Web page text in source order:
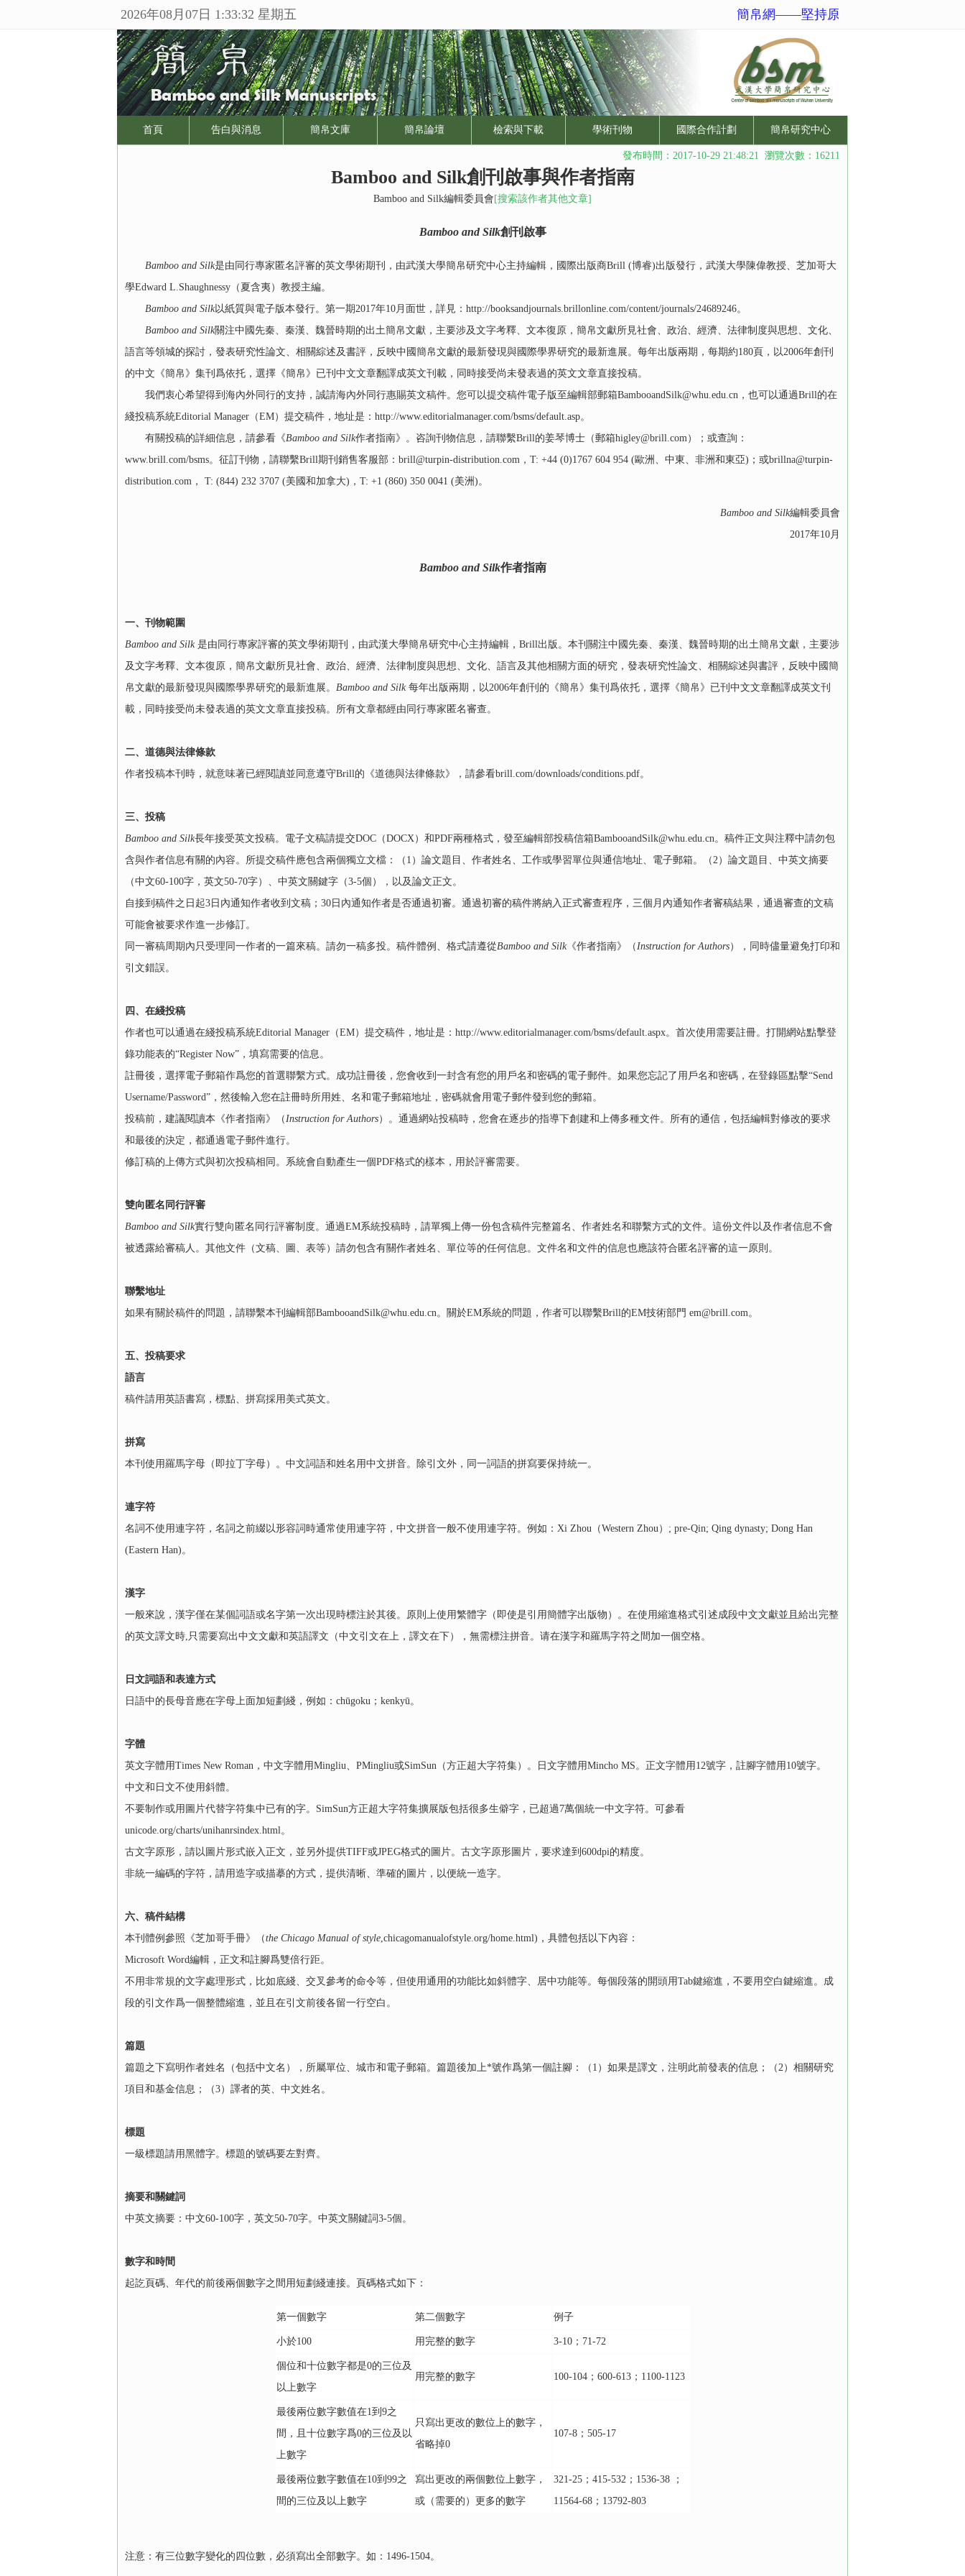
2026年08月07日 1:33:32 星期五 簡帛網——堅持原創性、規範化、國際化
首頁 告白與消息 簡帛文庫 簡帛論壇 檢索與下載 學術刊物 國際合作計劃 簡帛研究中心
發布時間：2017-10-29 21:48:21 瀏覽次數：16211
Bamboo and Silk創刊啟事與作者指南
Bamboo and Silk編輯委員會 [搜索該作者其他文章]
Bamboo and Silk創刊啟事
Bamboo and Silk是由同行專家匿名評審的英文學術期刊，由武漢大學簡帛研究中心主持編輯，國際出版商Brill (博睿)出版發行，武漢大學陳偉教授、芝加哥大
學Edward L.Shaughnessy（夏含夷）教授主編。
Bamboo and Silk以紙質與電子版本發行。第一期2017年10月面世，詳見：http://booksandjournals.brillonline.com/content/journals/24689246。
Bamboo and Silk關注中國先秦、秦漢、魏晉時期的出土簡帛文獻，主要涉及文字考釋、文本復原，簡帛文獻所見社會、政治、經濟、法律制度與思想、文化、
語言等領城的探討，發表研究性論文、相關綜述及書評，反映中國簡帛文獻的最新發現與國際學界研究的最新進展。每年出版兩期，每期約180頁，以2006年創刊
的中文《簡帛》集刊爲依托，選擇《簡帛》已刊中文文章翻譯成英文刊載，同時接受尚未發表過的英文文章直接投稿。
我們衷心希望得到海內外同行的支持，誠請海內外同行惠賜英文稿件。您可以提交稿件電子版至編輯部郵箱BambooandSilk@whu.edu.cn，也可以通過Brill的在
綫投稿系統Editorial Manager（EM）提交稿件，地址是：http://www.editorialmanager.com/bsms/default.asp。
有關投稿的詳細信息，請參看《Bamboo and Silk作者指南》。咨詢刊物信息，請聯繫Brill的姜琴博士（郵箱higley@brill.com）；或查詢：
www.brill.com/bsms。征訂刊物，請聯繫Brill期刊銷售客服部：brill@turpin-distribution.com，T: +44 (0)1767 604 954 (歐洲、中東、非洲和東亞)；或brillna@turpin-
distribution.com， T: (844) 232 3707 (美國和加拿大)，T: +1 (860) 350 0041 (美洲)。
Bamboo and Silk編輯委員會
2017年10月
Bamboo and Silk作者指南
一、刊物範圍
Bamboo and Silk 是由同行專家評審的英文學術期刊，由武漢大學簡帛研究中心主持編輯，Brill出版。本刊關注中國先秦、秦漢、魏晉時期的出土簡帛文獻，主要涉
及文字考釋、文本復原，簡帛文獻所見社會、政治、經濟、法律制度與思想、文化、語言及其他相關方面的研究，發表研究性論文、相關綜述與書評，反映中國簡
帛文獻的最新發現與國際學界研究的最新進展。 Bamboo and Silk 每年出版兩期，以2006年創刊的《簡帛》集刊爲依托，選擇《簡帛》已刊中文文章翻譯成英文刊
載，同時接受尚未發表過的英文文章直接投稿。所有文章都經由同行專家匿名審查。
二、道德與法律條款
作者投稿本刊時，就意味著已經閱讀並同意遵守Brill的《道德與法律條款》，請參看brill.com/downloads/conditions.pdf。
三、投稿
Bamboo and Silk長年接受英文投稿。電子文稿請提交DOC（DOCX）和PDF兩種格式，發至編輯部投稿信箱BambooandSilk@whu.edu.cn。稿件正文與注釋中請勿包
含與作者信息有關的內容。所提交稿件應包含兩個獨立文檔：（1）論文題目、作者姓名、工作或學習單位與通信地址、電子郵箱。（2）論文題目、中英文摘要
（中文60-100字，英文50-70字）、中英文關鍵字（3-5個），以及論文正文。
自接到稿件之日起3日內通知作者收到文稿；30日內通知作者是否通過初審。通過初審的稿件將納入正式審查程序，三個月內通知作者審稿結果，通過審查的文稿
可能會被要求作進一步修訂。
同一審稿周期內只受理同一作者的一篇來稿。請勿一稿多投。稿件體例、格式請遵從Bamboo and Silk《作者指南》（ Instruction for Authors），同時儘量避免打印和
引文錯誤。
四、在綫投稿
作者也可以通過在綫投稿系統Editorial Manager（EM）提交稿件，地址是：http://www.editorialmanager.com/bsms/default.aspx。首次使用需要註冊。打開網站點擊登
錄功能表的“Register Now”，填寫需要的信息。
註冊後，選擇電子郵箱作爲您的首選聯繫方式。成功註冊後，您會收到一封含有您的用戶名和密碼的電子郵件。如果您忘記了用戶名和密碼，在登錄區點擊“Send
Username/Password”，然後輸入您在註冊時所用姓、名和電子郵箱地址，密碼就會用電子郵件發到您的郵箱。
投稿前，建議閱讀本《作者指南》（ Instruction for Authors）。通過網站投稿時，您會在逐步的指導下創建和上傳多種文件。所有的通信，包括編輯對修改的要求
和最後的決定，都通過電子郵件進行。
修訂稿的上傳方式與初次投稿相同。系統會自動產生一個PDF格式的樣本，用於評審需要。
雙向匿名同行評審
Bamboo and Silk實行雙向匿名同行評審制度。通過EM系統投稿時，請單獨上傳一份包含稿件完整篇名、作者姓名和聯繫方式的文件。這份文件以及作者信息不會
被透露給審稿人。其他文件（文稿、圖、表等）請勿包含有關作者姓名、單位等的任何信息。文件名和文件的信息也應該符合匿名評審的這一原則。
聯繫地址
如果有關於稿件的問題，請聯繫本刊編輯部BambooandSilk@whu.edu.cn。關於EM系統的問題，作者可以聯繫Brill的EM技術部門 em@brill.com 。
五、投稿要求
語言
稿件請用英語書寫，標點、拼寫採用美式英文。
拼寫
本刊使用羅馬字母（即拉丁字母）。中文詞語和姓名用中文拼音。除引文外，同一詞語的拼寫要保持統一。
連字符
名詞不使用連字符，名詞之前綴以形容詞時通常使用連字符，中文拼音一般不使用連字符。例如：Xi Zhou（Western Zhou）; pre-Qin; Qing dynasty; Dong Han
(Eastern Han)。
漢字
一般來說，漢字僅在某個詞語或名字第一次出現時標注於其後。原則上使用繁體字（即使是引用簡體字出版物）。在使用縮進格式引述成段中文文獻並且給出完整
的英文譯文時,只需要寫出中文文獻和英語譯文（中文引文在上，譯文在下），無需標注拼音。请在漢字和羅馬字符之間加一個空格。
日文詞語和表達方式
日語中的長母音應在字母上面加短劃綫，例如：chūgoku；kenkyū。
字體
英文字體用Times New Roman，中文字體用Mingliu、PMingliu或SimSun（方正超大字符集）。日文字體用Mincho MS。正文字體用12號字，註腳字體用10號字。
中文和日文不使用斜體。
不要制作或用圖片代替字符集中已有的字。SimSun方正超大字符集擴展版包括很多生僻字，已超過7萬個統一中文字符。可參看
unicode.org/charts/unihanrsindex.html。
古文字原形，請以圖片形式嵌入正文，並另外提供TIFF或JPEG格式的圖片。古文字原形圖片，要求達到600dpi的精度。
非統一編碼的字符，請用造字或描摹的方式，提供清晰、準確的圖片，以便統一造字。
六、稿件結構
本刊體例參照《芝加哥手冊》（the Chicago Manual of style ,chicagomanualofstyle.org/home.html)，具體包括以下內容：
Microsoft Word編輯，正文和註腳爲雙倍行距。
不用非常規的文字處理形式，比如底綫、交叉參考的命令等，但使用通用的功能比如斜體字、居中功能等。每個段落的開頭用Tab鍵縮進，不要用空白鍵縮進。成
段的引文作爲一個整體縮進，並且在引文前後各留一行空白。
篇題
篇題之下寫明作者姓名（包括中文名），所屬單位、城市和電子郵箱。篇題後加上*號作爲第一個註腳：（1）如果是譯文，注明此前發表的信息；（2）相關研究
項目和基金信息；（3）譯者的英、中文姓名。
標題
一級標題請用黑體字。標題的號碼要左對齊。
摘要和關鍵詞
中英文摘要：中文60-100字，英文50-70字。中英文關鍵詞3-5個。
數字和時間
起訖頁碼、年代的前後兩個數字之間用短劃綫連接。頁碼格式如下：
第一個數字 第二個數字 例子
小於100 用完整的數字 3-10；71-72
個位和十位數字都是0的三位及
以上數字
用完整的數字 100-104；600-613；1100-1123
最後兩位數字數值在1到9之
間，且十位數字爲0的三位及以
上數字
只寫出更改的數位上的數字，
省略掉0
107-8；505-17
最後兩位數字數值在10到99之
間的三位及以上數字
寫出更改的兩個數位上數字，
或（需要的）更多的數字
321-25；415-532；1536-38 ；
11564-68；13792-803
注意：有三位數字變化的四位數，必須寫出全部數字。如：1496-1504。